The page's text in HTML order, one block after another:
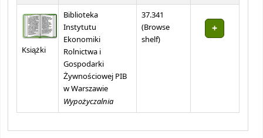
Książki
Biblioteka
Instytutu
Ekonomiki
Rolnictwa i
Gospodarki
Żywnościowej PIB
w Warszawie
Wypożyczalnia
37.341
(Browse
shelf(Opens below)
)